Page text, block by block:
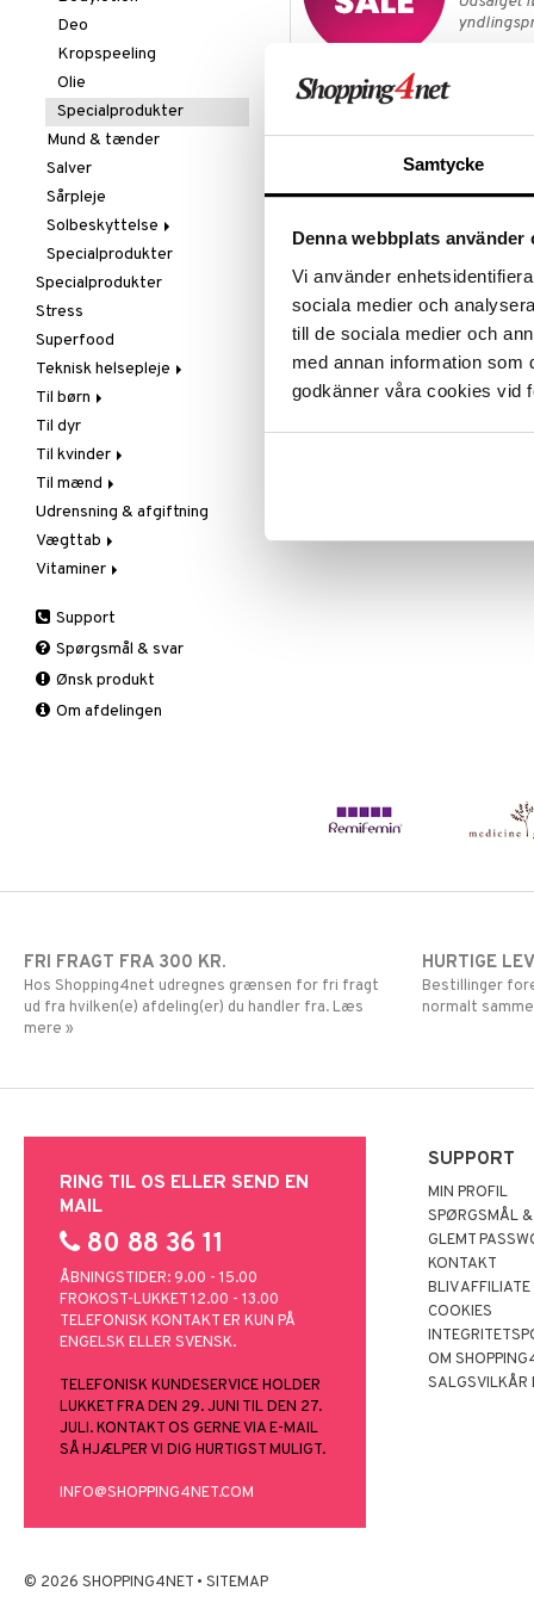
Samtycke
Denna webbplats använder
Vi använder
sociala medier och
till de sociala medier och
med annan information som
godkänner våra cookies vid
Provena Plus giver dobbelt
bioflavonoidkompleks, som
Cremen påføres 2 gange
slimhinder.
Ingredienser
Aqua, petrolatum, cetearyl
myristrate, potassium alum,
Spiring
Te
Deo
Kropspeeling
Olie
Specialprodukter
Mund & tænder
Salver
Sårpleje
Solbeskyttelse
Aftersun
Brun uden sol
Læber
Solcreme
Specialprodukter
Specialprodukter
Stress
Superfood
Teknisk helsepleje
Luftfugtere
Lysterapi
Massage
Øvrigt
Smertelindring
Til børn
Fedtsyrer
Hudpleje
Vitamin & mineral
Til dyr
Til kvinder
Graviditet & amning
Klimakterium & PMS
Næringstilskud
Øvrige
Skelet
Urinveje
Til mænd
Næringstilskud
Øvrige
Prostata
Udrensning & afgiftning
Vægttab
Æblecidereddike
Faste
Fedtforbrænding
Måltidserstatning
Øvrige
Vitaminer
Antioxidanter
B vitaminer
Børn
C vitaminer
Support
Spørgsmål & svar
Ønsk produkt
Om afdelingen
FRI FRAGT FRA 300 KR.
Hos Shopping4net udregnes grænsen for fri fragt
ud fra hvilken(e) afdeling(er) du handler fra. Læs
mere »
HURTIGE
Bestillinger
normalt
RING TIL OS ELLER SEND EN
MAIL
80 88 36 11
ÅBNINGSTIDER: 9.00 - 15.00
FROKOST-LUKKET 12.00 - 13.00
TELEFONISK KONTAKT ER KUN PÅ
ENGELSK ELLER SVENSK.
TELEFONISK KUNDESERVICE HOLDER
LUKKET FRA DEN 29. JUNI TIL DEN 27.
JULI. KONTAKT OS GERNE VIA E-MAIL
SÅ HJÆLPER VI DIG HURTIGST MULIGT.
INFO@SHOPPING4NET.COM
SUPPORT
MIN PROFIL
SPØRGSMÅL &
GLEMT
KONTAKT
BLIV AFFILIATE
COOKIES
OM
SALGSVILKÅR
© 2026 SHOPPING4NET • SITEMAP